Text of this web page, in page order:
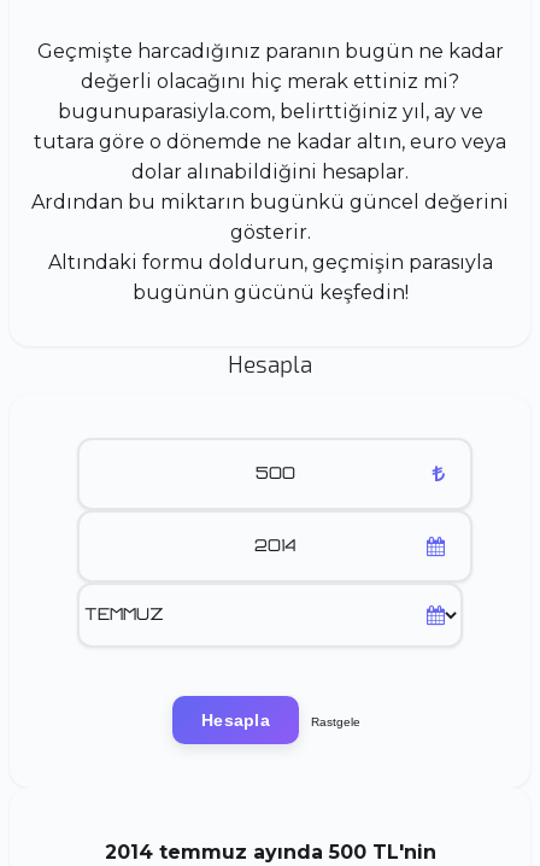
Geçmişte harcadığınız paranın bugün ne kadar
değerli olacağını hiç merak ettiniz mi?
bugunuparasiyla.com, belirttiğiniz yıl, ay ve
tutara göre o dönemde ne kadar altın, euro veya
dolar alınabildiğini hesaplar.
Ardından bu miktarın bugünkü güncel değerini
gösterir.
Altındaki formu doldurun, geçmişin parasıyla
bugünün gücünü keşfedin!
Hesapla
Hesapla Rastgele
2014 temmuz ayında500 TL'nin